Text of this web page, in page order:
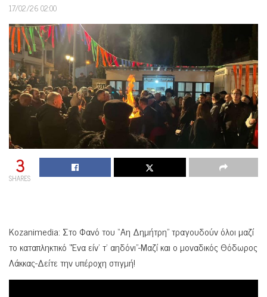
17/02/26 02:00
3
SHARES
Kozanimedia: Στο Φανό του “Αη Δημήτρη” τραγουδούν όλοι μαζί
το καταπληκτικό “Ένα είν’ τ’ αηδόνι”-Μαζί και ο μοναδικός Θόδωρος
Λάκκας-Δείτε την υπέροχη στιγμή!